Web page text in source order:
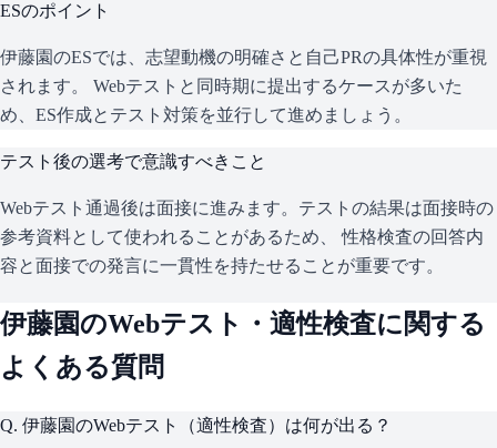
ESのポイント
伊藤園のESでは、志望動機の明確さと自己PRの具体性が重視
されます。 Webテストと同時期に提出するケースが多いた
め、ES作成とテスト対策を並行して進めましょう。
テスト後の選考で意識すべきこと
Webテスト通過後は面接に進みます。テストの結果は面接時の
参考資料として使われることがあるため、 性格検査の回答内
容と面接での発言に一貫性を持たせることが重要です。
伊藤園のWebテスト・適性検査に関する
よくある質問
Q. 伊藤園のWebテスト（適性検査）は何が出る？